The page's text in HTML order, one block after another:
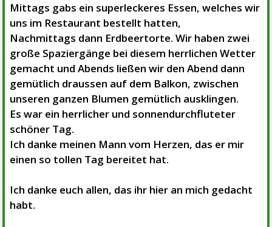
Mittags gabs ein superleckeres Essen, welches wir
uns im Restaurant bestellt hatten,
Nachmittags dann Erdbeertorte. Wir haben zwei
große Spaziergänge bei diesem herrlichen Wetter
gemacht und Abends ließen wir denAbend dann
gemütlich draussen auf dem Balkon, zwischen
unseren ganzen Blumen gemütlich ausklingen.
Es war ein herrlicher und sonnendurchfluteter
schöner Tag.
Ich danke meinen Mann vom Herzen, das er mir
einen so tollen Tag bereitet hat.
Ich danke euch allen, das ihr hier an mich gedacht
habt.